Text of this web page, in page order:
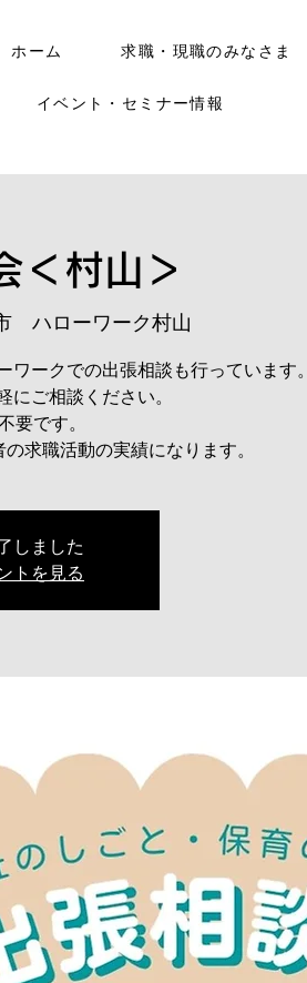
ホーム 求職・現職のみなさま
イベント・セミナー情報
＜村山＞
ハローワーク村山
ワークでの出張相談も行っています。
にご相談ください。
要です。
求職活動の実績になります。
しました
トを見る